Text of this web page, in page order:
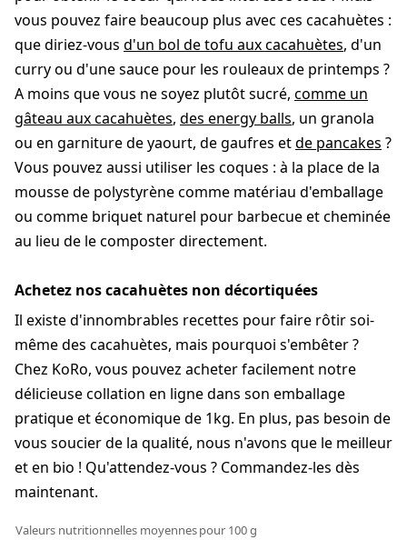
vous pouvez faire beaucoup plus avec ces cacahuètes :
que diriez-vous d'un bol de tofu aux cacahuètes, d'un
curry ou d'une sauce pour les rouleaux de printemps ?
A moins que vous ne soyez plutôt sucré, comme un
gâteau aux cacahuètes, des energy balls, un granola
ou en garniture de yaourt, de gaufres etde pancakes ?
Vous pouvez aussi utiliser les coques : à la place de la
mousse de polystyrène comme matériau d'emballage
ou comme briquet naturel pour barbecue et cheminée
au lieu de le composter directement.
Achetez nos cacahuètes non décortiquées
Il existe d'innombrables recettes pour faire rôtir soi-
même des cacahuètes, mais pourquoi s'embêter ?
Chez KoRo, vous pouvez acheter facilement notre
délicieuse collation en ligne dans son emballage
pratique et économique de 1kg. En plus, pas besoin de
vous soucier de la qualité, nous n'avons que le meilleur
et en bio ! Qu'attendez-vous ? Commandez-les dès
maintenant.
Valeurs nutritionnelles moyennespour 100 g